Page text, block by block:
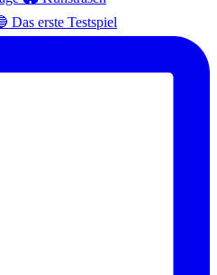
Das erste Testspiel